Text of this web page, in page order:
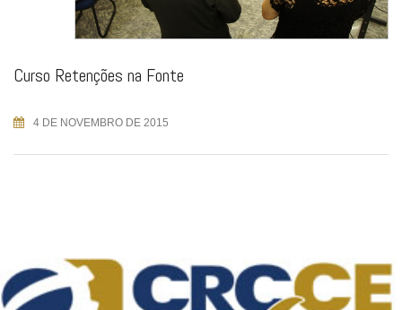
Curso Retenções na Fonte
4 DE NOVEMBRO DE 2015